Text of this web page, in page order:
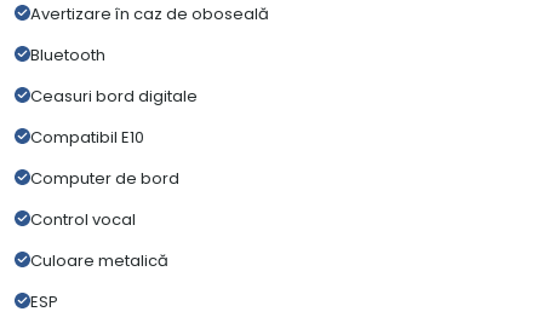
Avertizare în caz de oboseală
Bluetooth
Ceasuri bord digitale
Compatibil E10
Computer de bord
Control vocal
Culoare metalică
ESP